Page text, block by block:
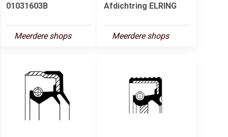
01031603B
Meerdere shops
Afdichtring ELRING
Meerdere shops